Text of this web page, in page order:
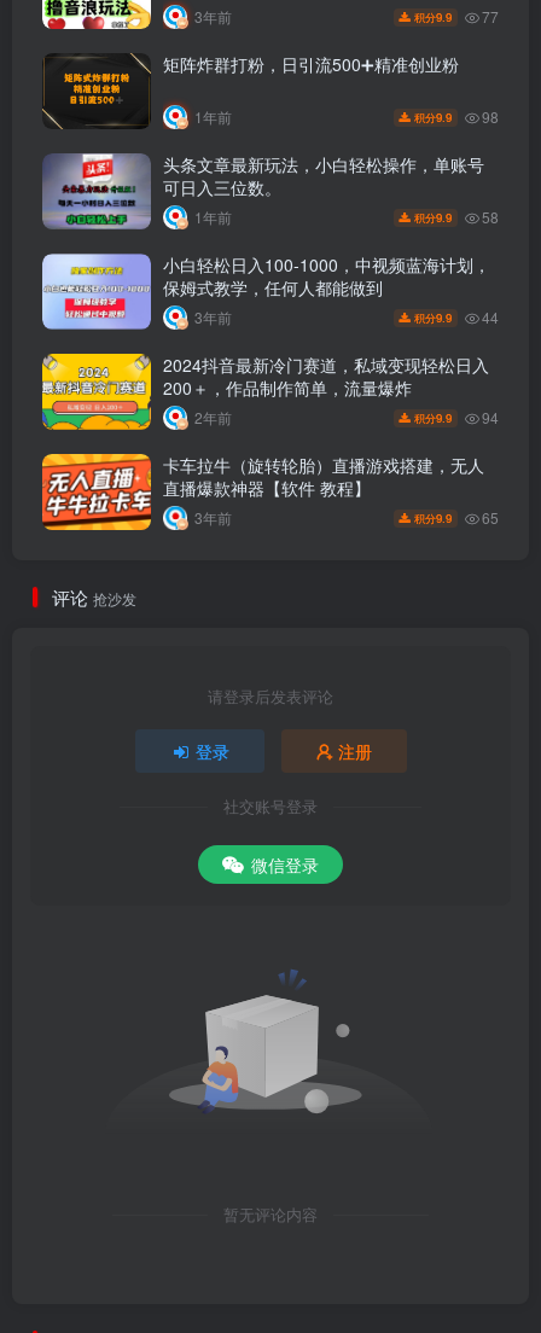
3年前 积分9.9 77
矩阵炸群打粉，日引流500➕精准创业粉
1年前 积分9.9 98
头条文章最新玩法，小白轻松操作，单账号
可日入三位数。
1年前 积分9.9 58
小白轻松日入100-1000，中视频蓝海计划，
保姆式教学，任何人都能做到
3年前 积分9.9 44
2024抖音最新冷门赛道，私域变现轻松日入
200＋，作品制作简单，流量爆炸
2年前 积分9.9 94
卡车拉牛（旋转轮胎）直播游戏搭建，无人
直播爆款神器【软件 教程】
3年前 积分9.9 65
评论 抢沙发
请登录后发表评论
登录 注册
社交账号登录
微信登录
暂无评论内容